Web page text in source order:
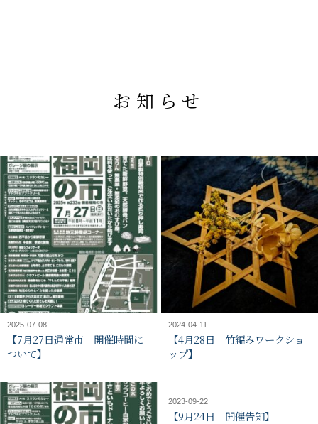
お知らせ
2025-07-08
【7月27日通常市 開催時間に
ついて】
2024-04-11
【4月28日 竹編みワークショ
ップ】
2023-09-22
【9月24日 開催告知】